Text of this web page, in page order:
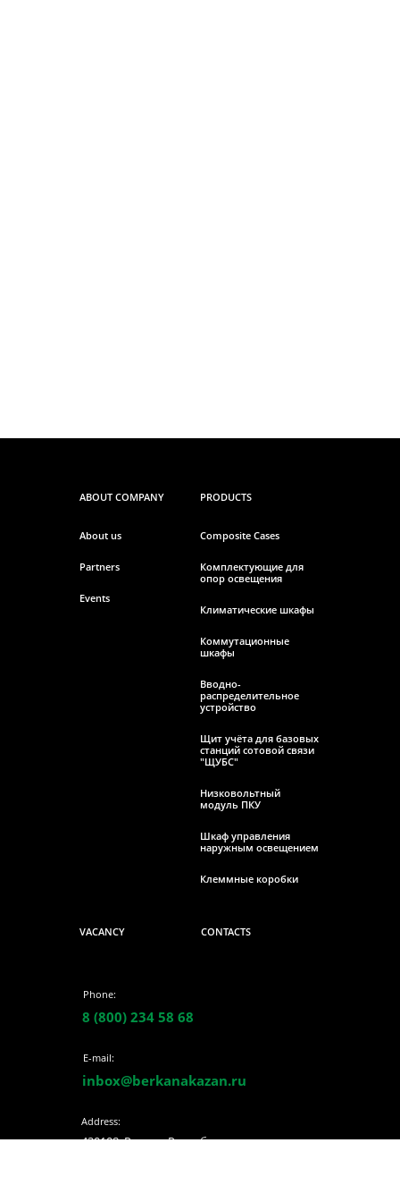
ABOUT COMPANY
About us
Partners
Events
PRODUCTS
Composite Cases
Комплектующие для
опор освещения
Климатические шкафы
Коммутационные
шкафы
Вводно-
распределительное
устройство
Щит учёта для базовых
станций сотовой связи
"ЩУБС"
Низковольтный
модуль ПКУ
Шкаф управления
наружным освещением
Клеммные коробки
VACANCY CONTACTS
Phone:
8 (800) 234 58 68
E-mail:
inbox@berkanakazan.ru
Address:
420108, Россия, Республика